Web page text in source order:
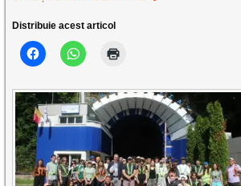
Distribuie acest articol